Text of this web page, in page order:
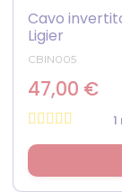
Cavo
Ligier
CBIN005
47,00 €
Prezzo